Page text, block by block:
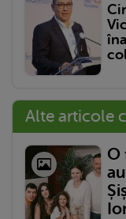
Alte articole
O